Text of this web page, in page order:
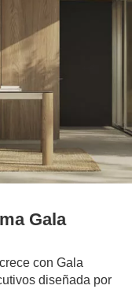
Gala
con Gala
diseñada por